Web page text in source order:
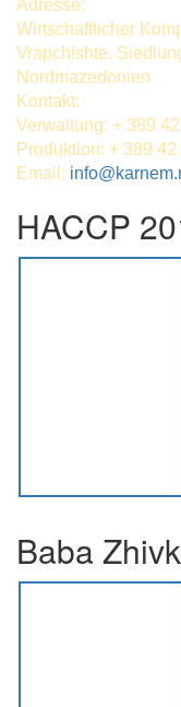
Adresse:
Wirtschaftlicher
Vrapchishte,
Nordmazedonien
Kontakt:
Verwaltung: + 389
Produktion: + 389
Email:
HACCP
Baba